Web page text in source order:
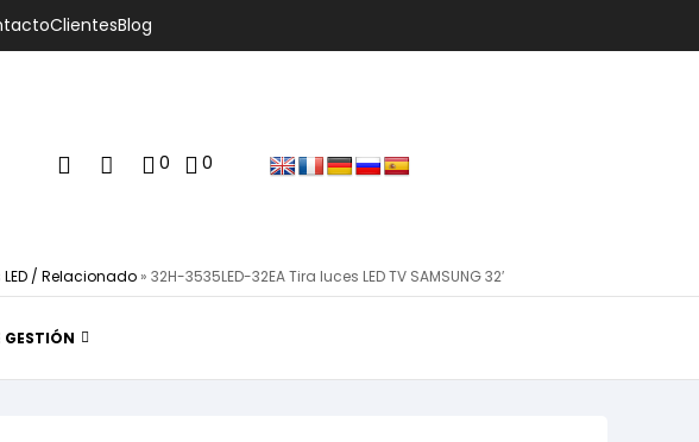
ClientesBlog
0 0
LED / Relacionado » 32H-3535LED-32EA Tira luces LED TV SAMSUNG 32′
GESTIÓN